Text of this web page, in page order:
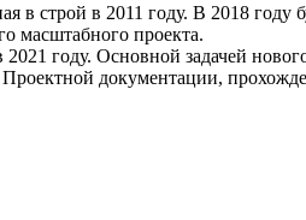
строй в 2011 году. В 2018
масштабного проекта.
году. Основной задачей
документации,